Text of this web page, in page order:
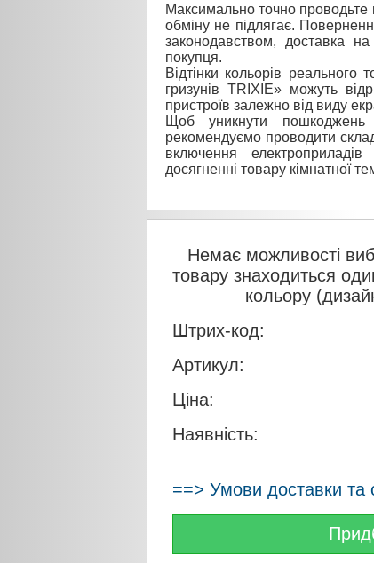
Максимально точно
обміну не підлягає.
законодавством, доставка
покупця.
Відтінки кольорів
гризунів TRIXIE» можуть
пристроїв залежно від виду
Щоб уникнути пошкоджень
рекомендуємо проводити
включення
досягненні товару кімнатної
Немає можливості
товару знаходиться
кольору
Штрих-код:
Артикул:
Ціна:
Наявність:
==> Умови доставки та